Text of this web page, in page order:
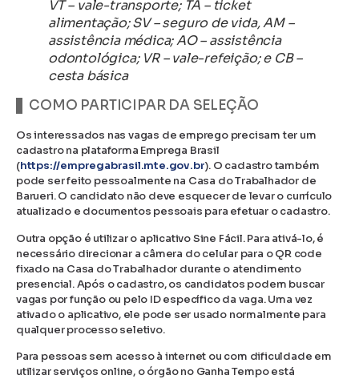
VT – vale-transporte; TA – ticket
alimentação; SV – seguro de vida, AM –
assistência médica; AO – assistência
odontológica; VR – vale-refeição; e CB –
cesta básica
COMO PARTICIPAR DA SELEÇÃO
Os interessados nas vagas de emprego precisam ter um
cadastro na plataforma Emprega Brasil
(https://empregabrasil.mte.gov.br). O cadastro também
pode ser feito pessoalmente na Casa do Trabalhador de
Barueri. O candidato não deve esquecer de levar o currículo
atualizado e documentos pessoais para efetuar o cadastro.
Outra opção é utilizar o aplicativo Sine Fácil. Para ativá-lo, é
necessário direcionar a câmera do celular para o QR code
fixado na Casa do Trabalhador durante o atendimento
presencial. Após o cadastro, os candidatos podem buscar
vagas por função ou pelo ID específico da vaga. Uma vez
ativado o aplicativo, ele pode ser usado normalmente para
qualquer processo seletivo.
Para pessoas sem acesso à internet ou com dificuldade em
utilizar serviços online, o órgão no Ganha Tempo está